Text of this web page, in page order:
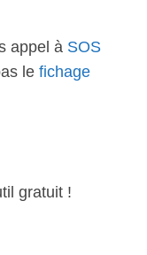
appel à SOS
le fichage
gratuit !